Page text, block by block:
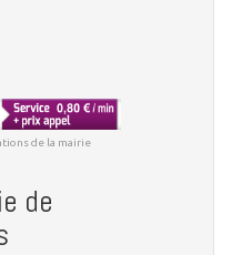
de la mairie
de